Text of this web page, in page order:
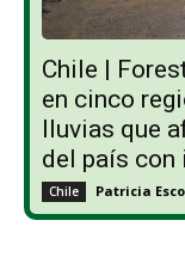
Chile |
en cinco
lluvias que
del país con
Chile Patricia